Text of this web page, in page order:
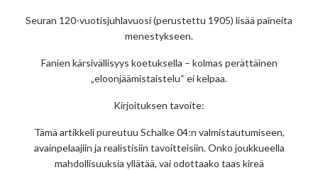
Seuran 120-vuotisjuhlavuosi (perustettu 1905) lisää paineita
menestykseen.
Fanien kärsivällisyys koetuksella – kolmas perättäinen
„eloonjäämistaistelu“ ei kelpaa.
Kirjoituksen tavoite:
Tämä artikkeli pureutuu Schalke 04:n valmistautumiseen,
avainpelaajiin ja realistisiin tavoitteisiin. Onko joukkueella
mahdollisuuksia yllätää, vai odottaako taas kireä